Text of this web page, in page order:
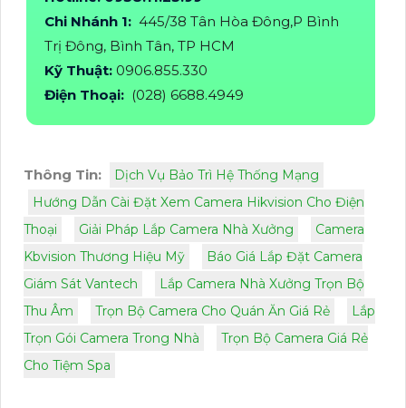
Chi Nhánh 1: 445/38 Tân Hòa Đông,P Bình
Trị Đông, Bình Tân, TP HCM
Kỹ Thuật: 0906.855.330
Điện Thoại: (028) 6688.4949
Thông Tin:
Dịch Vụ Bảo Trì Hệ Thống Mạng
Hướng Dẫn Cài Đặt Xem Camera Hikvision Cho Điện
Thoại
Giải Pháp Lắp Camera Nhà Xưởng
Camera
Kbvision Thương Hiệu Mỹ
Báo Giá Lắp Đặt Camera
Giám Sát Vantech
Lắp Camera Nhà Xưởng Trọn Bộ
Thu Âm
Trọn Bộ Camera Cho Quán Ăn Giá Rẻ
Lắp
Trọn Gói Camera Trong Nhà
Trọn Bộ Camera Giá Rẻ
Cho Tiệm Spa